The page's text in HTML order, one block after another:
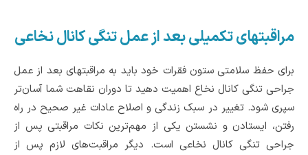
مراقبتهای تکمیلی بعد از عمل تنگی کانال نخاعی
برای حفظ سلامتی ستون فقرات خود باید به مراقبتهای بعد از عمل
جراحی تنگی کانال نخاع اهمیت دهید تا دوران نقاهت شما آسان‌تر
سپری شود. تغییر در سبک زندگی و اصلاح عادات غیر صحیح در راه
رفتن، ایستادن و نشستن یکی از مهم‌ترین نکات مراقبتی پس از
جراحی تنگی کانال نخاعی است‌. دیگر مراقبت‌های لازم پس از